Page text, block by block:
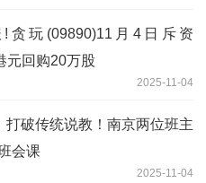
贪玩(09890)11月4日斥资
元回购20万股
2025-11-04
打破传统说教！南京两位班主
会课
2025-11-04